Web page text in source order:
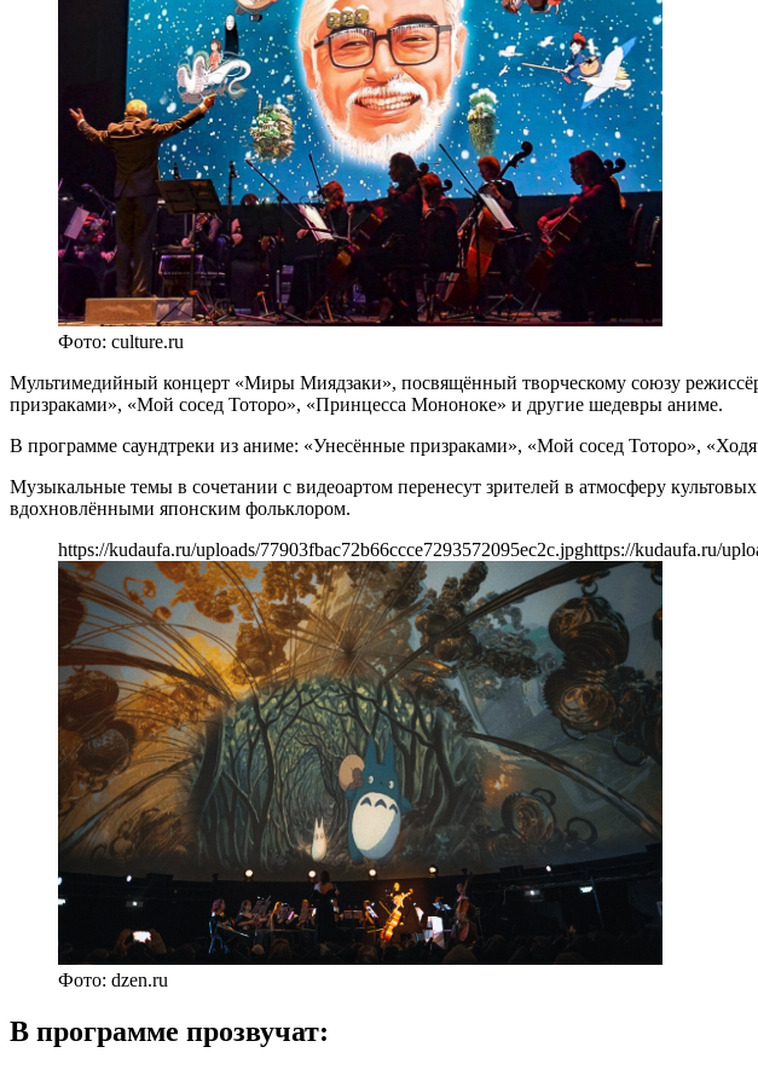
Фото: culture.ru
Мультимедийный концерт «Миры Миядзаки», посвящённый творческому союзу
призраками», «Мой сосед Тоторо», «Принцесса Мононоке» и другие шедевры аниме.
В программе саундтреки из аниме: «Унесённые призраками», «Мой сосед Тоторо»,
Музыкальные темы в сочетании с видеоартом перенесут зрителей в атмосферу
вдохновлёнными японским фольклором.
https://kudaufa.ru/uploads/77903fbac72b66ccce7293572095ec2c.jpghttps://kudaufa.ru/
Фото: dzen.ru
В программе прозвучат: